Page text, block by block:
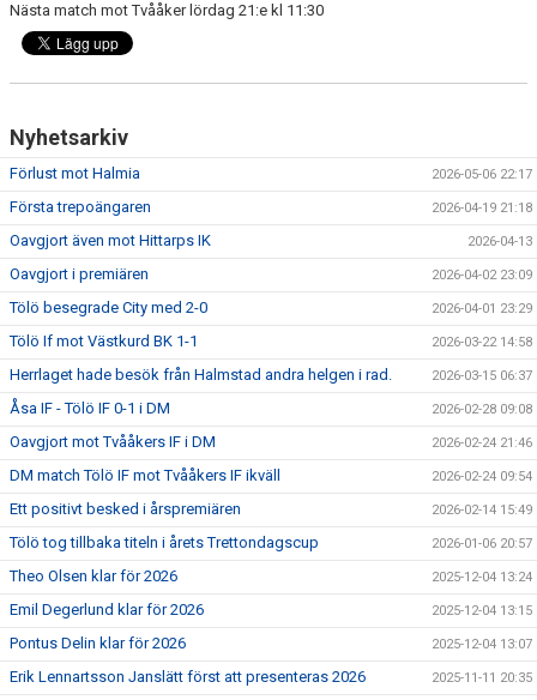
Nästa match mot Tvååker lördag 21:e kl 11:30
Nyhetsarkiv
Förlust mot Halmia 2026-05-06 22:17
Första trepoängaren 2026-04-19 21:18
Oavgjort även mot Hittarps IK 2026-04-13
Oavgjort i premiären 2026-04-02 23:09
Tölö besegrade City med 2-0 2026-04-01 23:29
Tölö If mot Västkurd BK 1-1 2026-03-22 14:58
Herrlaget hade besök från Halmstad andra helgen i rad. 2026-03-15 06:37
Åsa IF - Tölö IF 0-1 i DM 2026-02-28 09:08
Oavgjort mot Tvååkers IF i DM 2026-02-24 21:46
DM match Tölö IF mot Tvååkers IF ikväll 2026-02-24 09:54
Ett positivt besked i årspremiären 2026-02-14 15:49
Tölö tog tillbaka titeln i årets Trettondagscup 2026-01-06 20:57
Theo Olsen klar för 2026 2025-12-04 13:24
Emil Degerlund klar för 2026 2025-12-04 13:15
Pontus Delin klar för 2026 2025-12-04 13:07
Erik Lennartsson Janslätt först att presenteras 2026 2025-11-11 20:35